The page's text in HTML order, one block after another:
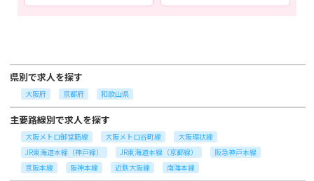
県別で求人を探す
大阪府 京都府 和歌山県
主要路線別で求人を探す
大阪メトロ御堂筋線 大阪メトロ谷町線
大阪環状線
JR東海道本線（神戸線）
JR東海道本線（京都線）
阪急神戸本線
京阪本線
阪神本線 近鉄大阪線 南海本線